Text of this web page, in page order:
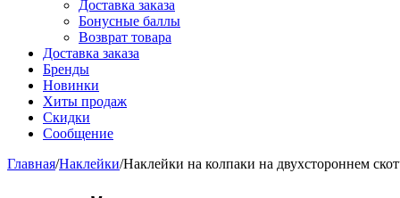
Доставка заказа
Бонусные баллы
Возврат товара
Доставка заказа
Бренды
Новинки
Хиты продаж
Скидки
Сообщение
Главная/Наклейки/Наклейки на колпаки на двухстороннем